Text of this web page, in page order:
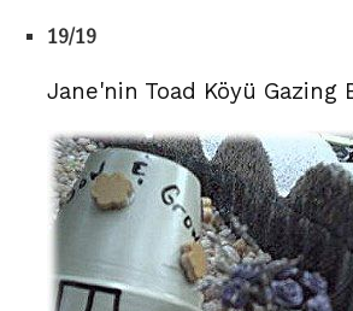
19/19
Jane'nin Toad Köyü Gazing